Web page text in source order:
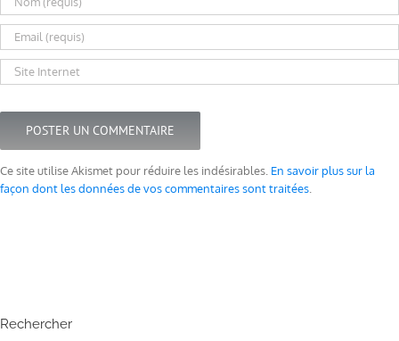
Ce site utilise Akismet pour réduire les indésirables. En savoir plus sur la
façon dont les données de vos commentaires sont traitées
Rechercher